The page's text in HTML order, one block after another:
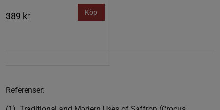
389 kr Köp
Referenser: